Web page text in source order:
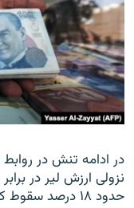
در ادامه تنش در روابط
نزولی ارزش لیر در
حدود ۱۸ درصد سقوط کرد.